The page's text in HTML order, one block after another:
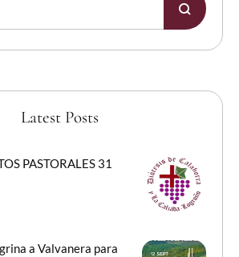
Latest Posts
PASTORALES 31
a Valvanera para